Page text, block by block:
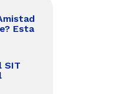
Esta
SIT